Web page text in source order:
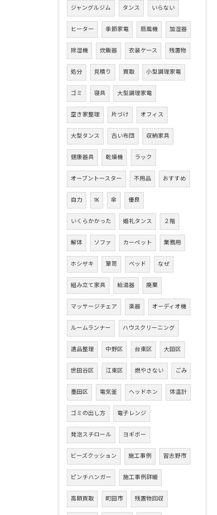
ジャングルジム タンス いらない
ヒーター 季節家電 扇風機 加湿器
除湿機 炊飯器 衣装ケース 残置物
処分 見積り 買取 小型調理家電
ゴミ 寝具 大型調理家電
空き家整理 片づけ オフィス
大型タンス 古い布団 収納家具
健康器具 乾燥機 ラック
オーブントースター 不用品 おすすめ
自力 1K 傘 優良
いくらかかった 婚礼タンス ２階
解体 ソファ カーペット 業務用
ホシザキ 箪笥 ベッド なぜ
組み立て家具 給湯器 廃棄
マッサージチェア 楽器 オーディオ機
ルームランナー ハウスクリーニング
遺品整理 中野区 台東区 大田区
世田谷区 江東区 燃やさない ごみ
墨田区 電気釜 ヘッドホン 体温計
ゴミの出し方 電子レンジ
発泡スチロール ヨギボー
ビーズクッション 施工事例 習志野市
ピンチハンガー 施工事例詳細
高額買取 町田市 残置物回収